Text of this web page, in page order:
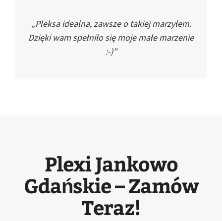
„Pleksa idealna, zawsze o takiej marzyłem.
Dzięki wam spełniło się moje małe marzenie
:-)”
Plexi Jankowo
Gdańskie – Zamów
Teraz!